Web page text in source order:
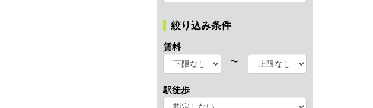
絞り込み条件
賃料
〜
駅徒歩